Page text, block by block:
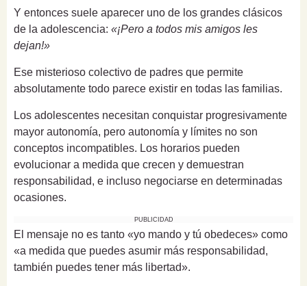
Y entonces suele aparecer uno de los grandes clásicos
de la adolescencia: «¡Pero a todos mis amigos les
dejan!»
Ese misterioso colectivo de padres que permite
absolutamente todo parece existir en todas las familias.
Los adolescentes necesitan conquistar progresivamente
mayor autonomía, pero autonomía y límites no son
conceptos incompatibles. Los horarios pueden
evolucionar a medida que crecen y demuestran
responsabilidad, e incluso negociarse en determinadas
ocasiones.
PUBLICIDAD
El mensaje no es tanto «yo mando y tú obedeces» como
«a medida que puedes asumir más responsabilidad,
también puedes tener más libertad».